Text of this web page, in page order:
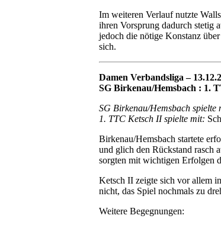
Im weiteren Verlauf nutzte
ihren Vorsprung dadurch stetig
jedoch die nötige Konstanz
sich.
Damen Verbandsliga –
SG Birkenau/Hemsbach : 1.
SG Birkenau/Hemsbach spielte
1. TTC Ketsch II spielte mit:
Birkenau/Hemsbach startete
und glich den Rückstand rasch
sorgten mit wichtigen Erfolgen
Ketsch II zeigte sich vor allem
nicht, das Spiel nochmals zu
Weitere Begegnungen: